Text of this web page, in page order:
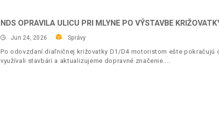
NDS OPRAVILA ULICU PRI MLYNE PO VÝSTAVBE
Jun 24, 2026 Správy
Po odovzdaní diaľničnej križovatky D1/D4 motoristom ešte pokračujú
využívali stavbári a aktualizujeme dopravné značenie.